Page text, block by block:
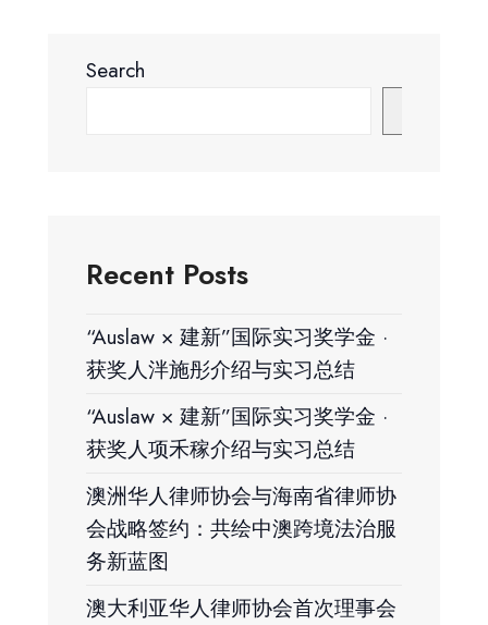
Search
Recent Posts
“Auslaw × 建新”国际实习奖学金 ·
获奖人泮施彤介绍与实习总结
“Auslaw × 建新”国际实习奖学金 ·
获奖人项禾稼介绍与实习总结
澳洲华人律师协会与海南省律师协
会战略签约：共绘中澳跨境法治服
务新蓝图
澳大利亚华人律师协会首次理事会